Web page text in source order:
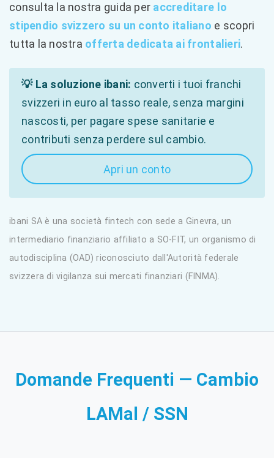
consulta la nostra guida per accreditare lo
stipendio svizzero su un conto italiano e scopri
tutta la nostra offerta dedicata ai frontalieri.
💡 La soluzione ibani: converti i tuoi franchi
svizzeri in euro al tasso reale, senza margini
nascosti, per pagare spese sanitarie e
contributi senza perdere sul cambio.
Apri un conto
ibani SA è una società fintech con sede a Ginevra, un
intermediario finanziario affiliato a SO-FIT, un organismo di
autodisciplina (OAD) riconosciuto dall'Autorità federale
svizzera di vigilanza sui mercati finanziari (FINMA).
Domande Frequenti — Cambio
LAMal / SSN